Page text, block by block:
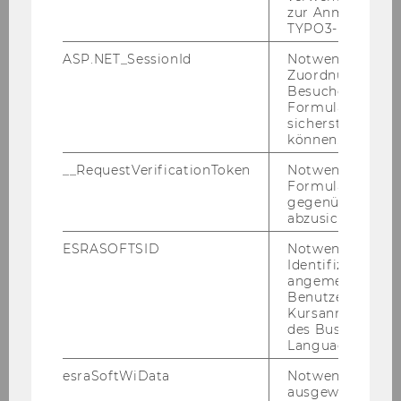
zur Anmeldung
TYPO3-Backend.
ASP.NET_SessionId
Notwendig, um
Zuordnung von
Besucher zu
sicherstellen zu
können.
__RequestVerificationToken
Notwendig, um
gegenüber
abzusichern.
ESRASOFTSID
Notwendig zur
Identifizierung
angemeldeten
Benutzers im
des Business
Language
esraSoftWiData
Notwendig um
ausgewählte